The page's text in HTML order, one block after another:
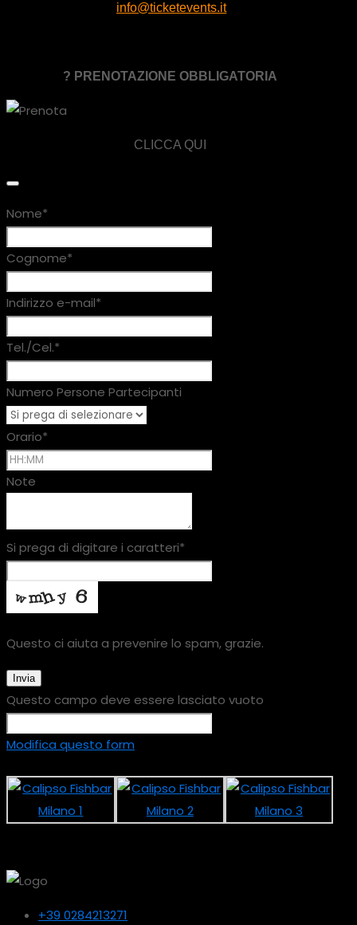
info@ticketevents.it
? PRENOTAZIONE OBBLIGATORIA
CLICCA QUI
Nome*
Cognome*
Indirizzo e-mail*
Tel./Cel.*
Numero Persone Partecipanti
Orario*
Note
Si prega di digitare i caratteri*
Questo ci aiuta a prevenire lo spam, grazie.
Invia
Questo campo deve essere lasciato vuoto
Modifica questo form
+39 0284213271